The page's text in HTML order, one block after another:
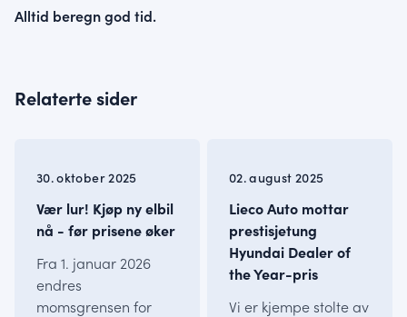
Alltid beregn god tid.
Relaterte sider
30. oktober 2025
Vær lur! Kjøp ny elbil
nå - før prisene øker
Fra 1. januar 2026
endres
momsgrensen for
02. august 2025
Lieco Auto mottar
prestisjetung
Hyundai Dealer of
the Year-pris
Vi er kjempe stolte av